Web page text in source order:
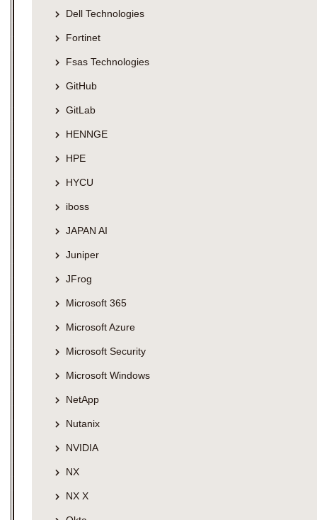
Dell Technologies
Fortinet
Fsas Technologies
GitHub
GitLab
HENNGE
HPE
HYCU
iboss
JAPAN AI
Juniper
JFrog
Microsoft 365
Microsoft Azure
Microsoft Security
Microsoft Windows
NetApp
Nutanix
NVIDIA
NX
NX X